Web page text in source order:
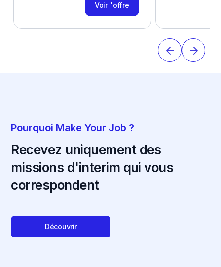
Voir l'offre
Pourquoi Make Your Job ?
Recevez uniquement des
missions d'interim qui vous
correspondent
Découvrir